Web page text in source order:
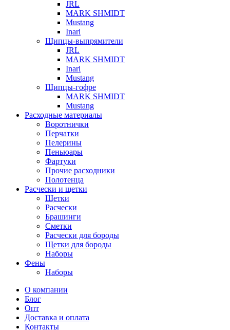
JRL
MARK SHMIDT
Mustang
Inari
Щипцы-выпрямители
JRL
MARK SHMIDT
Inari
Mustang
Щипцы-гофре
MARK SHMIDT
Mustang
Расходные материалы
Воротнички
Перчатки
Пелерины
Пеньюары
Фартуки
Прочие расходники
Полотенца
Расчески и щетки
Щетки
Расчески
Брашинги
Сметки
Расчески для бороды
Щетки для бороды
Наборы
Фены
Наборы
О компании
Блог
Опт
Доставка и оплата
Контакты